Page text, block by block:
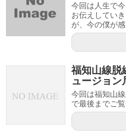
今回は人生で
お伝えしてい
が、今の僕が
福知山線脱
ュージョン
今回は福知山
で最後までご